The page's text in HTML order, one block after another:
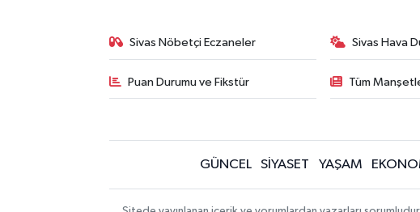
Sivas Nöbetçi Eczaneler Sivas Hava
Puan Durumu ve Fikstür Tüm
GÜNCEL SİYASET YAŞAM